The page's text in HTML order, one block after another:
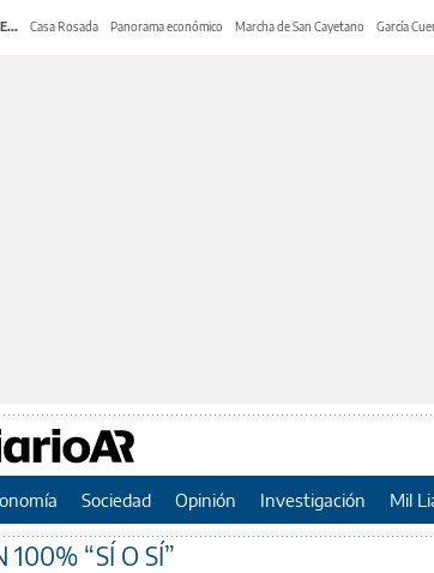
Casa Rosada Panorama económico Marcha de San Cayetano García
Sociedad Opinión Investigación Mil
100% “SÍ O SÍ”